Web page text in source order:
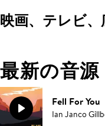
映画、テレビ
最新の音源
Fell For You